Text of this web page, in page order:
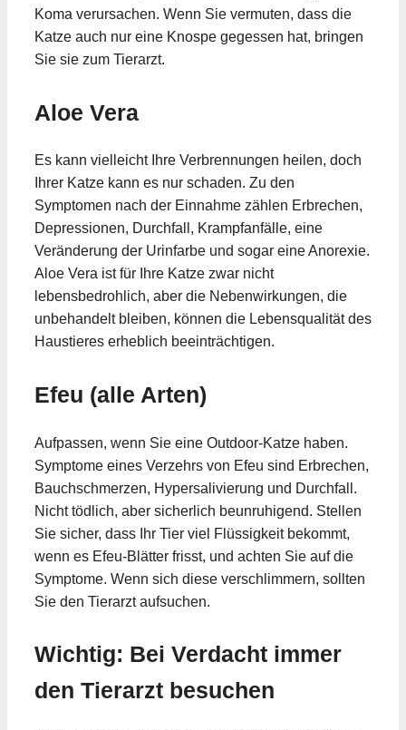
Koma verursachen. Wenn Sie vermuten, dass die
Katze auch nur eine Knospe gegessen hat, bringen
Sie sie zum Tierarzt.
Aloe Vera
Es kann vielleicht Ihre Verbrennungen heilen, doch
Ihrer Katze kann es nur schaden. Zu den
Symptomen nach der Einnahme zählen Erbrechen,
Depressionen, Durchfall, Krampfanfälle, eine
Veränderung der Urinfarbe und sogar eine Anorexie.
Aloe Vera ist für Ihre Katze zwar nicht
lebensbedrohlich, aber die Nebenwirkungen, die
unbehandelt bleiben, können die Lebensqualität des
Haustieres erheblich beeinträchtigen.
Efeu (alle Arten)
Aufpassen, wenn Sie eine Outdoor-Katze haben.
Symptome eines Verzehrs von Efeu sind Erbrechen,
Bauchschmerzen, Hypersalivierung und Durchfall.
Nicht tödlich, aber sicherlich beunruhigend. Stellen
Sie sicher, dass Ihr Tier viel Flüssigkeit bekommt,
wenn es Efeu-Blätter frisst, und achten Sie auf die
Symptome. Wenn sich diese verschlimmern, sollten
Sie den Tierarzt aufsuchen.
Wichtig: Bei Verdacht immer
den Tierarzt besuchen